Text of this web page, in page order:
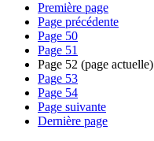
Première page
Page précédente
Page 50
Page 51
Page 52 (page actuelle)
Page 53
Page 54
Page suivante
Dernière page